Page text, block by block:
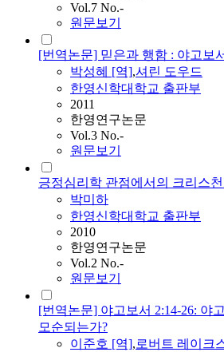
Vol.7 No.-
원문보기
[번역논문] 믿은과 행함 : 야고보
박성혜 [역],셔린 도우드
한영신학대학교 출판부
2011
한영연구논문
Vol.3 No.-
원문보기
긍정심리학 관점에서의 크리스
박미하
한영신학대학교 출판부
2010
한영연구논문
Vol.2 No.-
원문보기
[번역논문] 야고보서 2:14-26: 야
모순되는가?
이준호 [역],로버트 레이크